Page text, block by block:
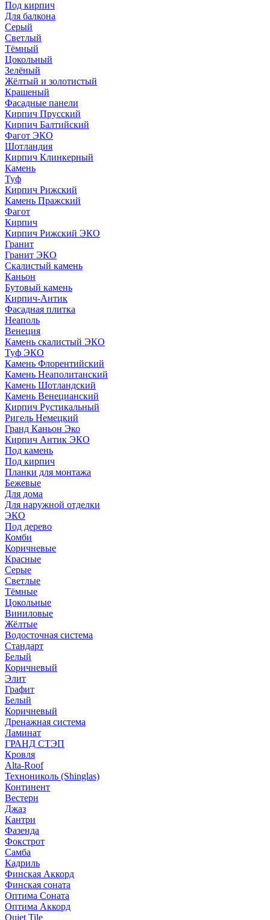
Под кирпич
Для балкона
Серый
Светлый
Тёмный
Цокольный
Зелёный
Жёлтый и золотистый
Крашеный
Фасадные панели
Кирпич Прусский
Кирпич Балтийский
Фагот ЭКО
Шотландия
Кирпич Клинкерный
Камень
Туф
Кирпич Рижский
Камень Пражский
Фагот
Кирпич
Кирпич Рижский ЭКО
Гранит
Гранит ЭКО
Скалистый камень
Каньон
Бутовый камень
Кирпич-Антик
Фасадная плитка
Неаполь
Венеция
Камень скалистый ЭКО
Туф ЭКО
Камень Флорентийский
Камень Неаполитанский
Камень Шотландский
Камень Венецианский
Кирпич Рустикальный
Ригель Немецкий
Гранд Каньон Эко
Кирпич Антик ЭКО
Под камень
Под кирпич
Планки для монтажа
Бежевые
Для дома
Для наружной отделки
ЭКO
Под дерево
Комби
Коричневые
Красные
Серые
Светлые
Тёмные
Цокольные
Виниловые
Жёлтые
Водосточная система
Стандарт
Белый
Коричневый
Элит
Графит
Белый
Коричневый
Дренажная система
Ламинат
ГРАНД СТЭП
Кровля
Alta-Roof
Технониколь (Shinglas)
Континент
Вестерн
Джаз
Кантри
Фазенда
Фокстрот
Самба
Кадриль
Финская Аккорд
Финская соната
Оптима Соната
Оптима Аккорд
Quiet Tile